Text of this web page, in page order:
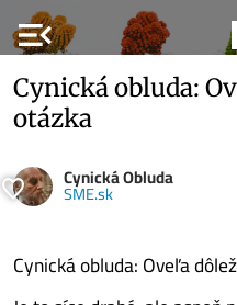
menu_open
Cynická obluda:
otázka
Cynická Obluda
SME.sk
Cynická obluda: Oveľa